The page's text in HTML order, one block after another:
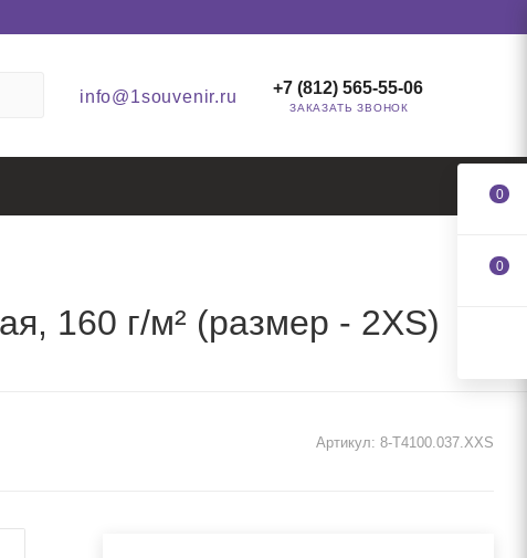
info@1souvenir.ru +7 (812) 565-55-06
ЗАКАЗАТЬ ЗВОНОК
160 г/м² (размер - 2XS)
Артикул: 8-T4100.037.XXS
0
0